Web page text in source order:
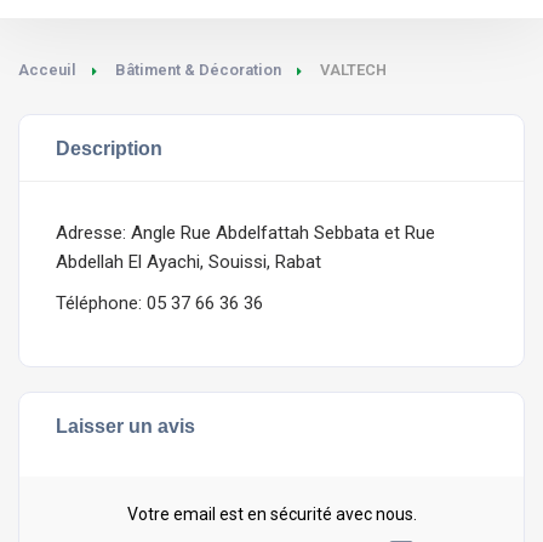
Acceuil Bâtiment & Décoration VALTECH
Description
Adresse: Angle Rue Abdelfattah Sebbata et Rue
Abdellah El Ayachi, Souissi, Rabat
Téléphone: 05 37 66 36 36
Laisser un avis
Votre email est en sécurité avec nous.